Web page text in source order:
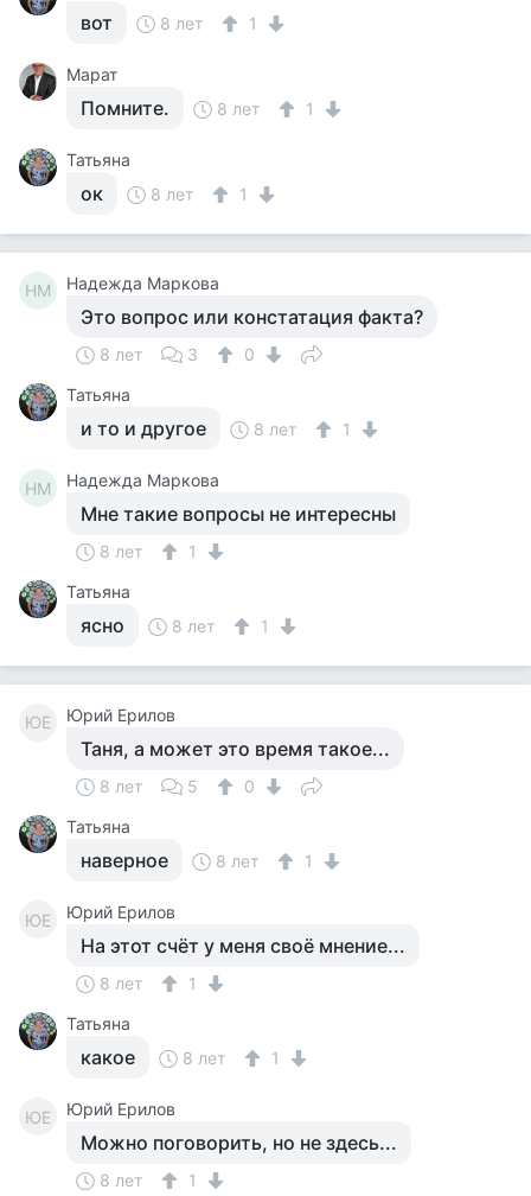
вот 8 лет 1
Марат
Помните. 8 лет 1
Татьяна
ок 8 лет 1
НМ Надежда Маркова
Это вопрос или констатация факта?
8 лет 3
0
Татьяна
и то и другое 8 лет 1
НМ Надежда Маркова
Мне такие вопросы не интересны
8 лет
1
Татьяна
ясно 8 лет 1
ЮЕ Юрий Ерилов
Таня, а может это время такое...
8 лет 5
0
Татьяна
наверное 8 лет 1
ЮЕ Юрий Ерилов
На этот счёт у меня своё мнение...
8 лет
1
Татьяна
какое 8 лет 1
ЮЕ Юрий Ерилов
Можно поговорить, но не здесь...
8 лет 1